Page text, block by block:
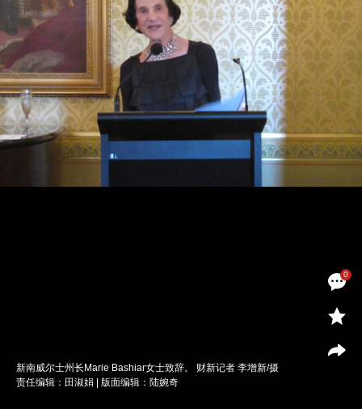
0
新南威尔士州长Marie Bashiar女士致辞。 财新记者 李增新/摄
责任编辑：田淑娟 | 版面编辑：陆婉奇